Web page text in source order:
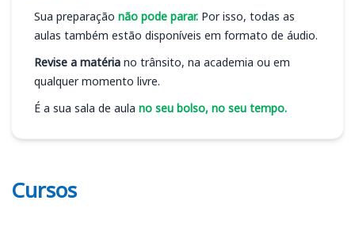
Sua preparação não pode parar. Por isso, todas as
aulas também estão disponíveis em formato de áudio.
Revise a matéria no trânsito, na academia ou em
qualquer momento livre.
É a sua sala de aula no seu bolso, no seu tempo.
Cursos